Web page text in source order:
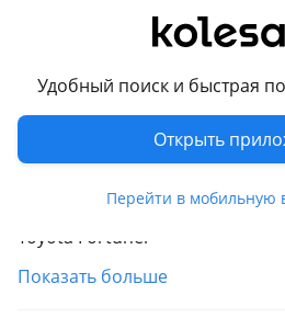
Удобный поиск и быстрая
Открыть
Перейти в мобильную
Подходит на авто
Toyota Aristo
Toyota Chaser
Toyota Crown
Toyota Fortuner
Toyota Harrier
Показать больше